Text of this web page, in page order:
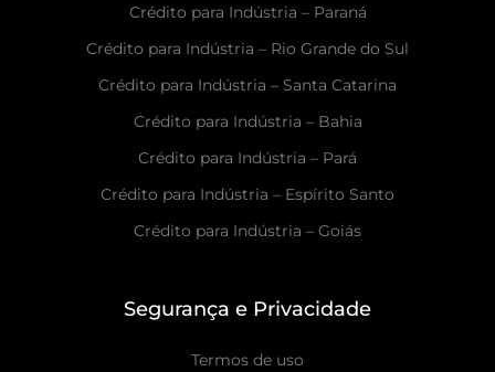
Crédito para Indústria – Paraná
Crédito para Indústria – Rio Grande do Sul
Crédito para Indústria – Santa Catarina
Crédito para Indústria – Bahia
Crédito para Indústria – Pará
Crédito para Indústria – Espírito Santo
Crédito para Indústria – Goiás
Segurança e Privacidade
Termos de uso